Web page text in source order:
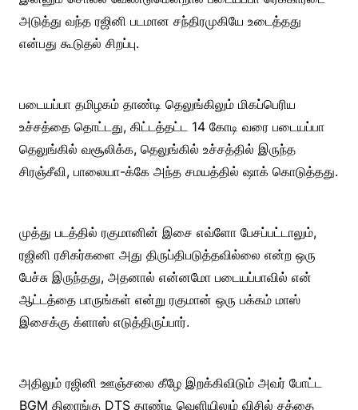
அடுத்து வந்த ரஜினி படமான சந்திரமுகியே உடைத்தது
என்பது கூடுதல் சிறப்பு.
படையப்பா தமிழகம் தாண்டி தெலுங்கிலும் மிகப்பெரிய
உச்சத்தை தொட்டது, கிட்டத்தட்ட 14 கோடி வரை படையப்பா
தெலுங்கில் வசூலிக்க, தெலுங்கில் உச்சத்தில் இருந்த
சிரஞ்சீவி, பாலையா-க்கே அந்த சமயத்தில் ஷாக் கொடுத்தது.
முத்து படத்தில் ரகுமானின் இசை எவ்ளோ பேசப்பட்டாலும்,
ரஜினி ரசிகர்களை அது திருப்திபடுத்தவில்லை என்ற ஒரு
பேச்சு இருந்தது, அதனால் என்னமோ படையப்பாவில் என்
ஆட்டத்தை பாருங்கள் என்று ரகுமான் ஒரு பக்கம் மாஸ்
இசைக்கு க்ளாஸ் எடுத்திருப்பார்.
அதிலும் ரஜினி ஊஞ்சலை கீழே இறக்கிவிடும் அவர் போட்ட
BGM திரைங்கு DTS தாண்டி வெளியிலும் விசில் சத்தை